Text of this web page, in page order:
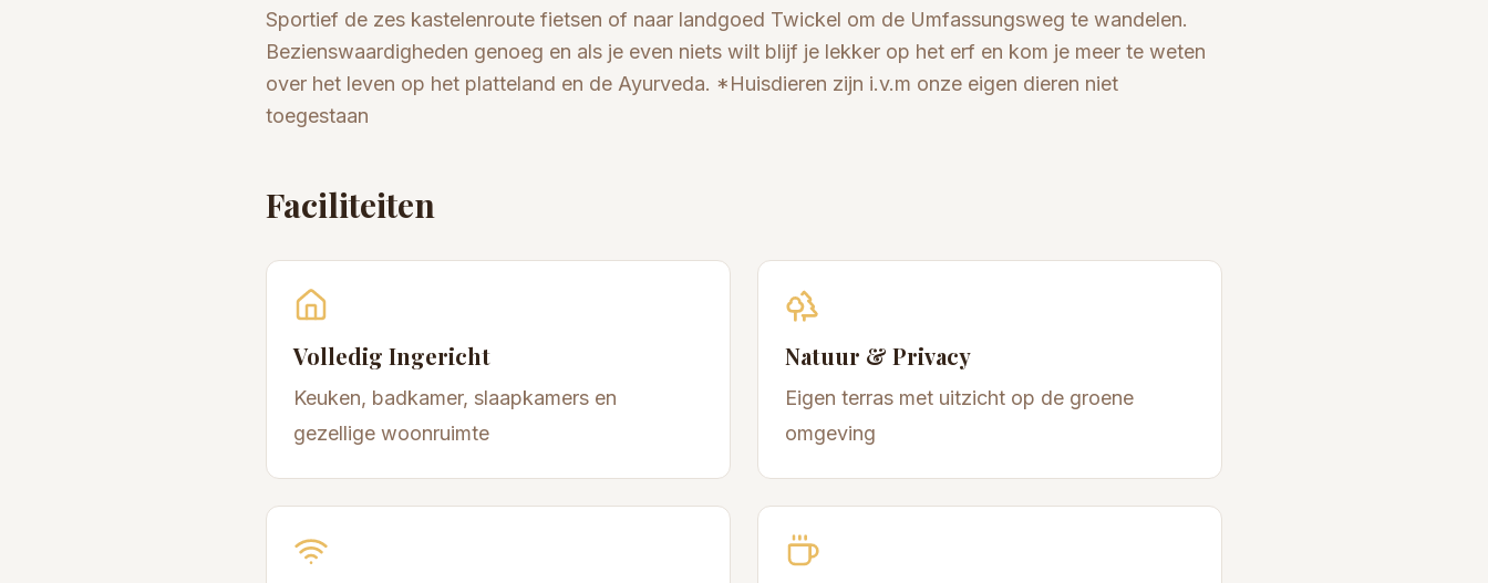
Sportief de zes kastelenroute fietsen of naar landgoed Twickel om de Umfassungsweg te wandelen.
Bezienswaardigheden genoeg en als je even niets wilt blijf je lekker op het erf en kom je meer te weten
over het leven op het platteland en de Ayurveda. *Huisdieren zijn i.v.m onze eigen dieren niet
toegestaan
Faciliteiten
Volledig Ingericht
Keuken, badkamer, slaapkamers en
gezellige woonruimte
Natuur & Privacy
Eigen terras met uitzicht op de groene
omgeving